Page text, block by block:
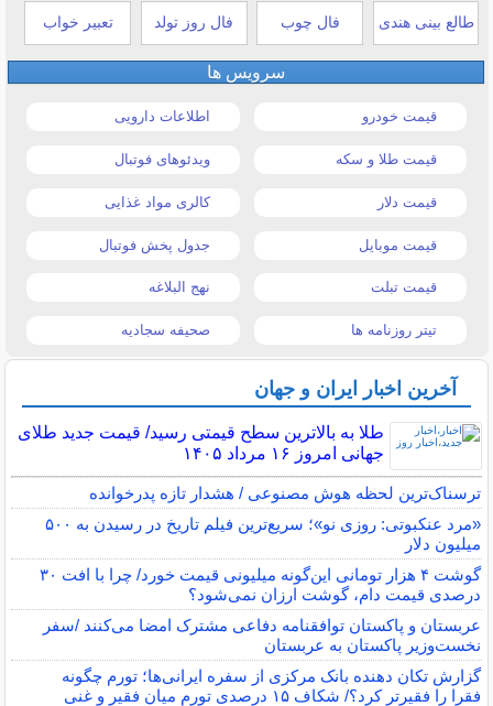
طالع بینی هندی فال چوب فال روز تولد تعبیر خواب
سرویس ها
قیمت خودرو اطلاعات دارویی
قیمت طلا و سکه ویدئوهای فوتبال
قیمت دلار کالری مواد غذایی
قیمت موبایل جدول پخش فوتبال
قیمت تبلت نهج البلاغه
تیتر روزنامه ها صحیفه سجادیه
آخرین اخبار ایران و جهان
طلا به بالاترین سطح قیمتی رسید/ قیمت جدید طلای
جهانی امروز ۱۶ مرداد ۱۴۰۵
ترسناک‌ترین لحظه هوش مصنوعی / هشدار تازه پدرخوانده
«مرد عنکبوتی: روزی نو»؛ سریع‌ترین فیلم تاریخ در رسیدن به ۵۰۰
میلیون دلار
گوشت ۴ هزار تومانی این‌گونه میلیونی قیمت خورد/ چرا با افت ۳۰
درصدی قیمت دام، گوشت ارزان نمی‌شود؟
عربستان و پاکستان توافقنامه دفاعی مشترک امضا می‌کنند /سفر
نخست‌وزیر پاکستان به عربستان
گزارش تکان‌ دهنده بانک مرکزی از سفره ایرانی‌ها؛ تورم چگونه
فقرا را فقیرتر کرد؟/ شکاف ۱۵ درصدی تورم میان فقیر و غنی